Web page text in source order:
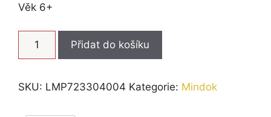
Věk 6+
příroda:
druhů
ze
Přidat do košíku
SKU: LMP723304004 Kategorie: Mindok